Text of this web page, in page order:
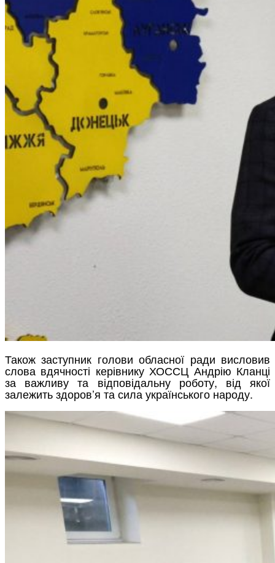
Також заступник голови обласної ради висловив
слова вдячності керівнику ХОССЦ Андрію Кланці
за важливу та відповідальну роботу, від якої
залежить здоров’я та сила українського народу.